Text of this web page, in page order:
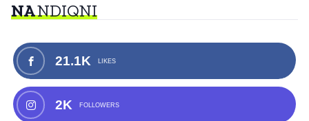
NANDIQNI
21.1K LIKES
2K FOLLOWERS